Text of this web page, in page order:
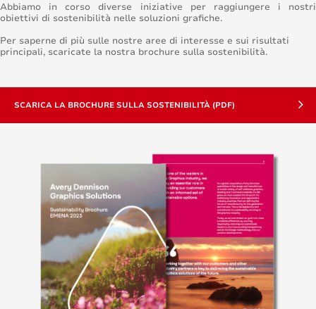
Abbiamo in corso diverse iniziative per raggiungere i nostri
obiettivi di sostenibilità nelle soluzioni grafiche.
Per saperne di più sulle nostre aree di interesse e sui risultati
principali, scaricate la nostra brochure sulla sostenibilità.
SCARICA LA BROCHURE SULLA SOSTENIBILITÀ (PDF)